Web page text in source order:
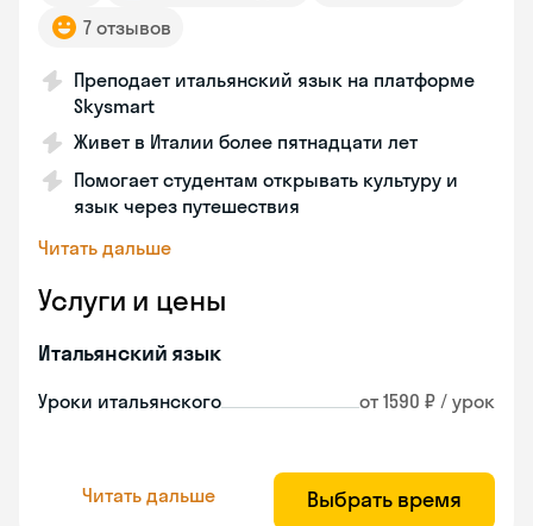
7 отзывов
Преподает итальянский язык на платформе
Skysmart
Живет в Италии более пятнадцати лет
Помогает студентам открывать культуру и
язык через путешествия
Читать дальше
Услуги и цены
Итальянский язык
Уроки итальянского от 1590 ₽ / урок
Читать дальше Выбрать время